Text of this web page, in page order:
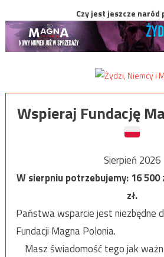
Czy jest jeszcze naród
Wspieraj Fundację
Sierpień 2026
W sierpniu potrzebujemy:16 500
zł.
Państwa wsparcie jest niezbędne
Fundacji Magna Polonia.
Masz świadomość tego jak